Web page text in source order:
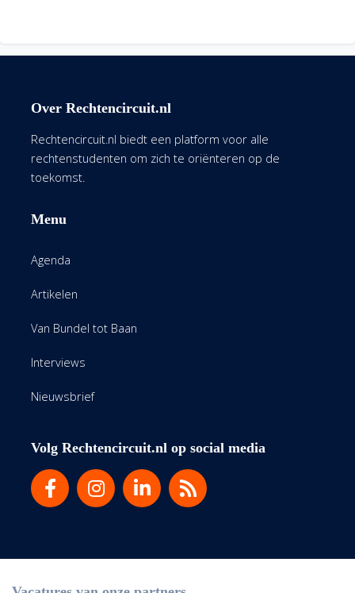
Over Rechtencircuit.nl
Rechtencircuit.nl biedt een platform voor alle
rechtenstudenten om zich te oriënteren op de
toekomst.
Menu
Agenda
Artikelen
Van Bundel tot Baan
Interviews
Nieuwsbrief
Volg Rechtencircuit.nl op social media